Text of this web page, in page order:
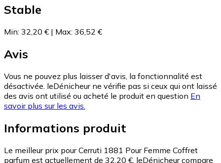
Stable
Min: 32,20 € | Max: 36,52 €
Avis
Vous ne pouvez plus laisser d'avis, la fonctionnalité est
désactivée. leDénicheur ne vérifie pas si ceux qui ont laissé
des avis ont utilisé ou acheté le produit en question En
savoir plus sur les avis.
Informations produit
Le meilleur prix pour Cerruti 1881 Pour Femme Coffret
parfum est actuellement de 32,20 €. leDénicheur compare